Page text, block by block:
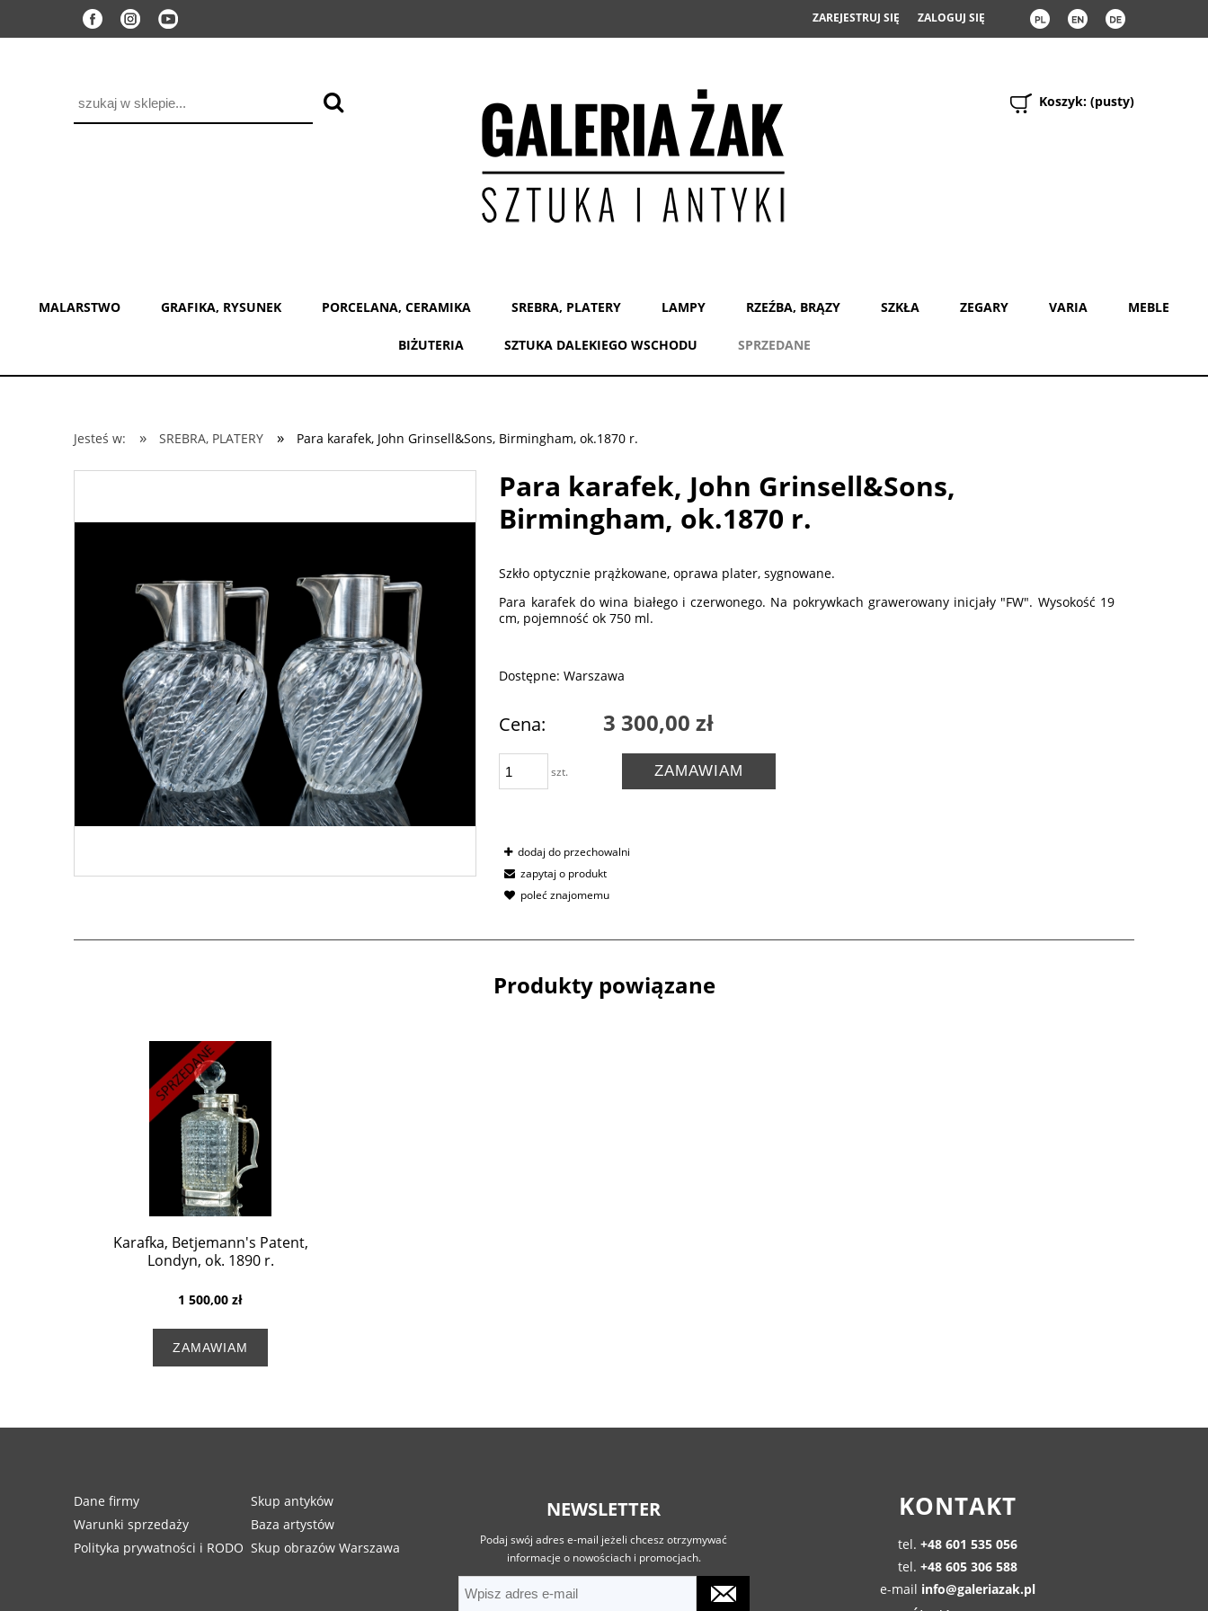
ZAREJESTRUJ SIĘ ZALOGUJ SIĘ
Koszyk: (pusty)
MALARSTWO GRAFIKA, RYSUNEK PORCELANA, CERAMIKA SREBRA, PLATERY LAMPY RZEŹBA, BRĄZY SZKŁA ZEGARY VARIA MEBLE
BIŻUTERIA SZTUKA DALEKIEGO WSCHODU SPRZEDANE
Jesteś w: » SREBRA, PLATERY » Para karafek, John Grinsell&Sons, Birmingham, ok.1870 r.
Para karafek, John Grinsell&Sons,
Birmingham, ok.1870 r.
Szkło optycznie prążkowane, oprawa plater, sygnowane.
Para karafek do wina białego i czerwonego. Na pokrywkach grawerowany inicjały "FW". Wysokość 19
cm, pojemność ok 750 ml.
Dostępne: Warszawa
Cena: 3 300,00 zł
szt. ZAMAWIAM
dodaj do przechowalni
zapytaj o produkt
poleć znajomemu
Produkty powiązane
Karafka, Betjemann's Patent,
Londyn, ok. 1890 r.
1 500,00 zł
ZAMAWIAM
Dane firmy
Warunki sprzedaży
Polityka prywatności i RODO
Skup antyków
Baza artystów
Skup obrazów Warszawa
NEWSLETTER
Podaj swój adres e-mail jeżeli chcesz otrzymywać
informacje o nowościach i promocjach.
KONTAKT
tel. +48 601 535 056
tel. +48 605 306 588
e-mail info@galeriazak.pl